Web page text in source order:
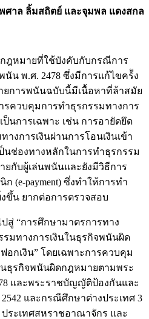
ศาล ลิ้มสถิตย์ และจุมพล แดงสกล
ฎหมายที่ใช้บังคับกับกรณีการ
พ.ศ. 2478 ซึ่งมีการแก้ไขคร้ัง
ยการพนันฉบับนี้มีเนื้อหาที่ล้าสมัย
รควบคุมการทำธุรกรรมทางการ
นการเฉพาะ เช่น การอายัดยึด
งการเงินผ่านการโอนเงินเข้า
ช่องทางหลักในการทำธุรกรรม
ยกับผู้เล่นพนันและยังมีวิธีการ
(e-payment) ซึ่งทำให้การทำ
ขึ้น ยากต่อการตรวจสอบ
สู่ “การศึกษามาตรการทาง
มทางการเงินในธุรกิจพนันผิด
กเงิน” โดยเฉพาะการควบคุม
นธุรกิจพนันผิดกฎหมายตามพระ
และพระราชบัญญัติป้องกันและ
และกรณีศึกษาต่างประเทศ 3
ประเทศสหราชอาณาจักร และ